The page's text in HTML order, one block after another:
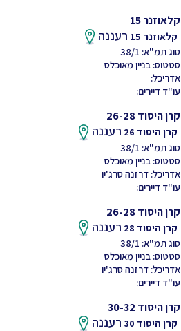
קלאוזנר 15
קלאוזנר 15 רעננה
סוג תמ"א: 38/1
סטטוס: בניין מאוכלס
אדריכל:
עו"ד דיירים:
קרן היסוד 26-28
קרן היסוד 26 רעננה
סוג תמ"א: 38/1
סטטוס: בניין מאוכלס
אדריכל: דרזנה סרג'יו
עו"ד דיירים:
קרן היסוד 26-28
קרן היסוד 28 רעננה
סוג תמ"א: 38/1
סטטוס: בניין מאוכלס
אדריכל: דרזנה סרג'יו
עו"ד דיירים:
קרן היסוד 30-32
קרן היסוד 30 רעננה